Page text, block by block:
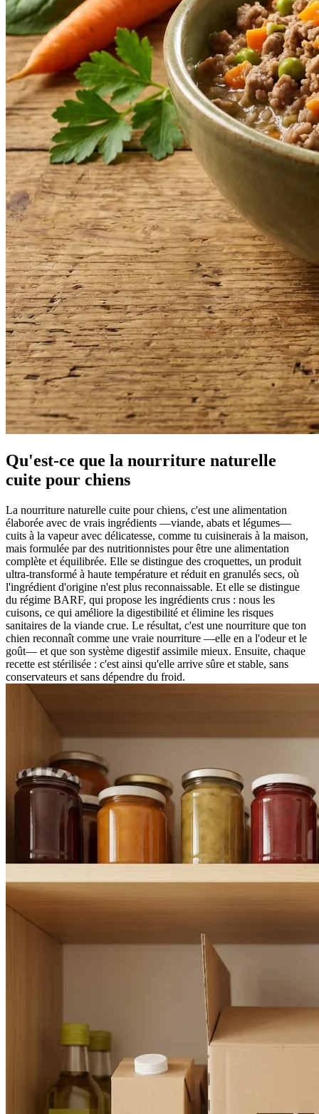
Qu'est-ce que la nourriture naturelle
cuite pour chiens
La nourriture naturelle cuite pour chiens, c'est une alimentation
élaborée avec de vrais ingrédients —viande, abats et légumes—
cuits à la vapeur avec délicatesse, comme tu cuisinerais à la maison,
mais formulée par des nutritionnistes pour être une alimentation
complète et équilibrée. Elle se distingue des croquettes, un produit
ultra-transformé à haute température et réduit en granulés secs, où
l'ingrédient d'origine n'est plus reconnaissable. Et elle se distingue
du régime BARF, qui propose les ingrédients crus : nous les
cuisons, ce qui améliore la digestibilité et élimine les risques
sanitaires de la viande crue. Le résultat, c'est une nourriture que ton
chien reconnaît comme une vraie nourriture —elle en a l'odeur et le
goût— et que son système digestif assimile mieux. Ensuite, chaque
recette est stérilisée : c'est ainsi qu'elle arrive sûre et stable, sans
conservateurs et sans dépendre du froid.